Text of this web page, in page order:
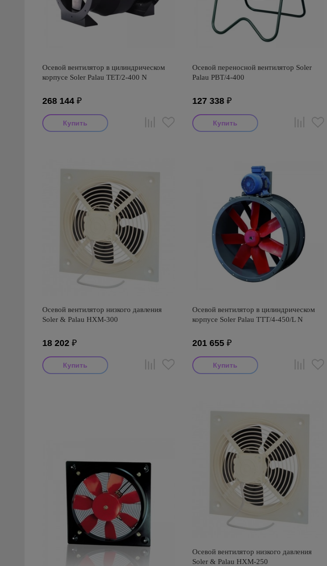
Осевой вентилятор в цилиндрическом
корпусе Soler Palau TET/2-400 N
268 144 ₽
Осевой переносной вентилятор Soler
Palau PBT/4-400
127 338₽
Осевой вентилятор низкого давления
Soler & Palau HXM-300
18 202 ₽
Осевой вентилятор в цилиндрическом
корпусе Soler Palau TTT/4-450/L N
201 655₽
Осевой вентилятор низкого давления
Soler & Palau HXM-250